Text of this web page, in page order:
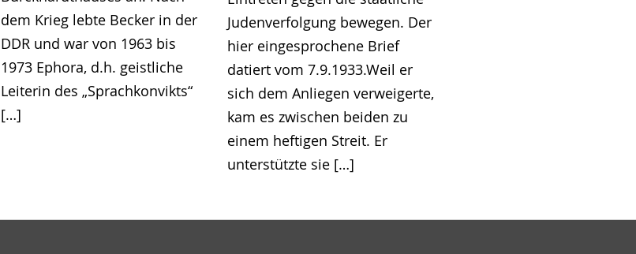
dem Krieg lebte Becker in der
DDR und war von 1963 bis
1973 Ephora, d.h. geistliche
Leiterin des „Sprachkonvikts“
[…]
Judenverfolgung bewegen. Der
hier eingesprochene Brief
datiert vom 7.9.1933.Weil er
sich dem Anliegen verweigerte,
kam es zwischen beiden zu
einem heftigen Streit. Er
unterstützte sie […]